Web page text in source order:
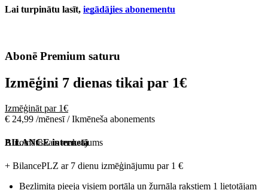
Lai turpinātu lasīt, iegādājies abonementu
Abonē Premium saturu
Izmēģini 7 dienas tikai par 1€
Izmēģināt par 1€
€ 24,99 /mēnesī / Ikmēneša abonements
Automātiskais maksājums
BILANCE internetā
+ BilancePLZ ar 7 dienu izmēģinājumu par 1 €
Bezlimita pieeja visiem portāla un žurnāla rakstiem 1 lietotājam